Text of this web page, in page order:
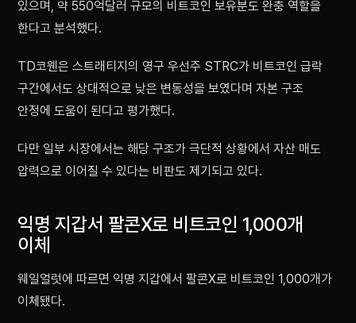
있으며, 약 550억달러 규모의 비트코인 보유분도 완충 역할을
한다고 분석했다.
TD코웬은 스트래티지의 영구 우선주 STRC가 비트코인 급락
구간에서도 상대적으로 낮은 변동성을 보였다며 자본 구조
안정에 도움이 된다고 평가했다.
다만 일부 시장에서는 해당 구조가 극단적 상황에서 자산 매도
압력으로 이어질 수 있다는 비판도 제기되고 있다.
익명 지갑서 팔콘X로 비트코인 1,000개
이체
웨일얼럿에 따르면 익명 지갑에서 팔콘X로 비트코인 1,000개가
이체됐다.